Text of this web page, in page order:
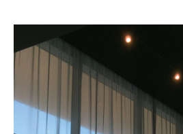
Uhren
Spiegel
Figuren & Miniaturen
Vasen